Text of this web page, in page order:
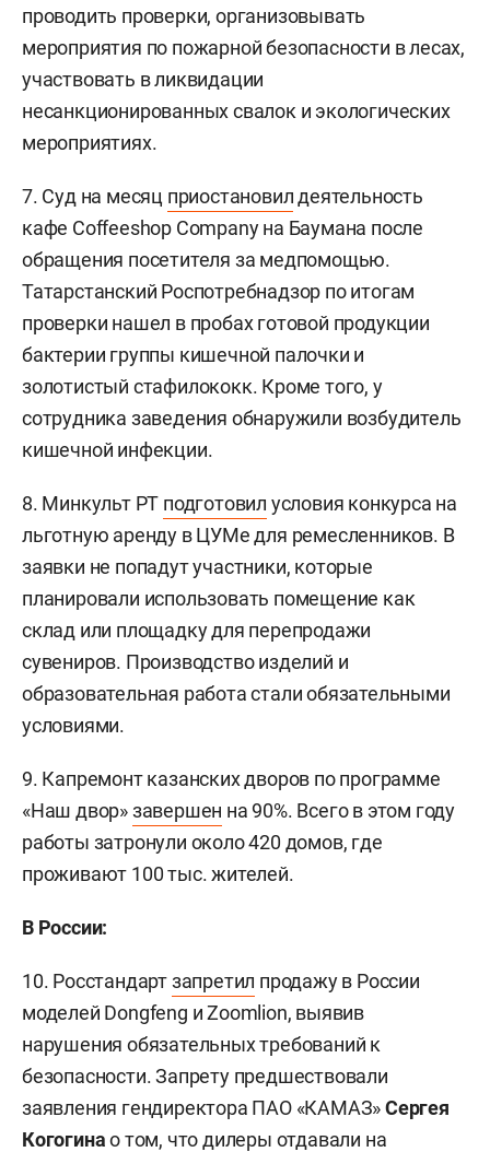
проводить проверки, организовывать
мероприятия по пожарной безопасности в лесах,
участвовать в ликвидации
несанкционированных свалок и экологических
мероприятиях.
7. Суд на месяц приостановилдеятельность
кафе Соffeeshop Company на Баумана после
обращения посетителя за медпомощью.
Татарстанский Роспотребнадзор по итогам
проверки нашел в пробах готовой продукции
бактерии группы кишечной палочки и
золотистый стафилококк. Кроме того, у
сотрудника заведения обнаружили возбудитель
кишечной инфекции.
8. Минкульт РТ подготовил условия конкурса на
льготную аренду в ЦУМе для ремесленников. В
заявки не попадут участники, которые
планировали использовать помещение как
склад или площадку для перепродажи
сувениров. Производство изделий и
образовательная работа стали обязательными
условиями.
9. Капремонт казанских дворов по программе
«Наш двор»завершен на 90%. Всего в этом году
работы затронули около 420 домов, где
проживают 100 тыс. жителей.
В России:
10. Росстандартзапретил продажу в России
моделей Dongfeng и Zoomlion, выявив
нарушения обязательных требований к
безопасности. Запрету предшествовали
заявления гендиректора ПАО «КАМАЗ»Сергея
Когогинао том, что дилеры отдавали на